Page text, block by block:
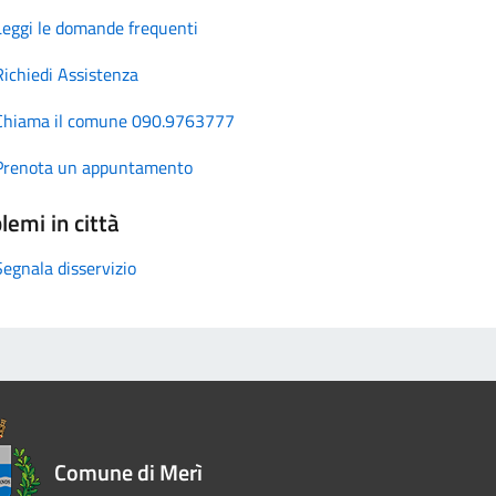
le domande frequenti
Assistenza
il comune 090.9763777
un appuntamento
in città
disservizio
Comune di Merì